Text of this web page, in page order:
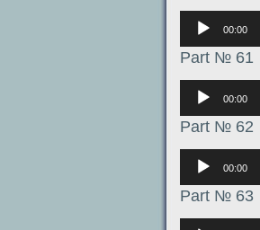
Аудиоплеер
00:00
Part № 61
Аудиоплеер
00:00
Part № 62
Аудиоплеер
00:00
Part № 63
Аудиоплеер